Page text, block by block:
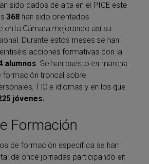
sido dados de alta en el PICE este
368 han sido orientados
en la Cámara mejorando así su
Durante estos meses se han
acciones formativas con la
alumnos. Se han puesto en marcha
formación troncal sobre
TIC e idiomas y en los que
jóvenes.
Formación
de formación específica se han
de once jornadas participando en